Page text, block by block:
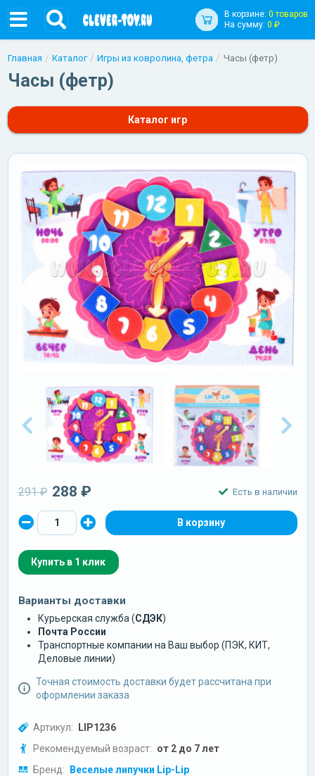
В корзине: 0 товаров
На сумму: 0 ₽
Главная Каталог Игры из ковролина, фетра Часы (фетр)
Часы (фетр)
Каталог игр
291 ₽ 288 ₽ Есть в наличии
Купить в 1 клик
Варианты доставки
Курьерская служба (СДЭК)
Почта России
Транспортные компании на Ваш выбор (ПЭК, КИТ,
Деловые линии)
Точная стоимость доставки будет рассчитана при
оформлении заказа
Артикул: LIP1236
Рекомендуемый возраст: от 2 до 7 лет
Бренд: Веселые липучки Lip-Lip